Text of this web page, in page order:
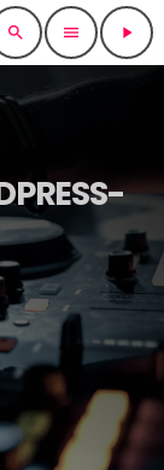
search menu play_arrow